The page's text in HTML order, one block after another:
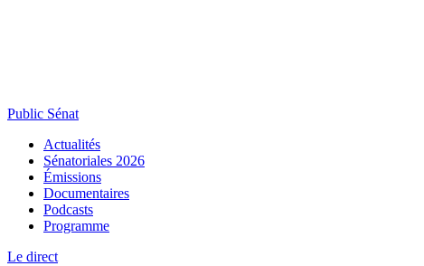
Public Sénat
Actualités
Sénatoriales 2026
Émissions
Documentaires
Podcasts
Programme
Le direct